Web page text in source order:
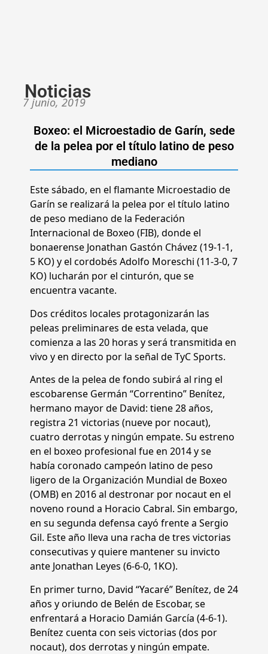
Noticias
7 junio, 2019
Boxeo: el Microestadio de Garín, sede
de la pelea por el título latino de peso
mediano
Este sábado, en el flamante Microestadio de
Garín se realizará la pelea por el título latino
de peso mediano de la Federación
Internacional de Boxeo (FIB), donde el
bonaerense Jonathan Gastón Chávez (19-1-1,
5 KO) y el cordobés Adolfo Moreschi (11-3-0, 7
KO) lucharán por el cinturón, que se
encuentra vacante.
Dos créditos locales protagonizarán las
peleas preliminares de esta velada, que
comienza a las 20 horas y será transmitida en
vivo y en directo por la señal de TyC Sports.
Antes de la pelea de fondo subirá al ring el
escobarense Germán “Correntino” Benítez,
hermano mayor de David: tiene 28 años,
registra 21 victorias (nueve por nocaut),
cuatro derrotas y ningún empate. Su estreno
en el boxeo profesional fue en 2014 y se
había coronado campeón latino de peso
ligero de la Organización Mundial de Boxeo
(OMB) en 2016 al destronar por nocaut en el
noveno round a Horacio Cabral. Sin embargo,
en su segunda defensa cayó frente a Sergio
Gil. Este año lleva una racha de tres victorias
consecutivas y quiere mantener su invicto
ante Jonathan Leyes (6-6-0, 1KO).
En primer turno, David “Yacaré” Benítez, de 24
años y oriundo de Belén de Escobar, se
enfrentará a Horacio Damián García (4-6-1).
Benítez cuenta con seis victorias (dos por
nocaut), dos derrotas y ningún empate.